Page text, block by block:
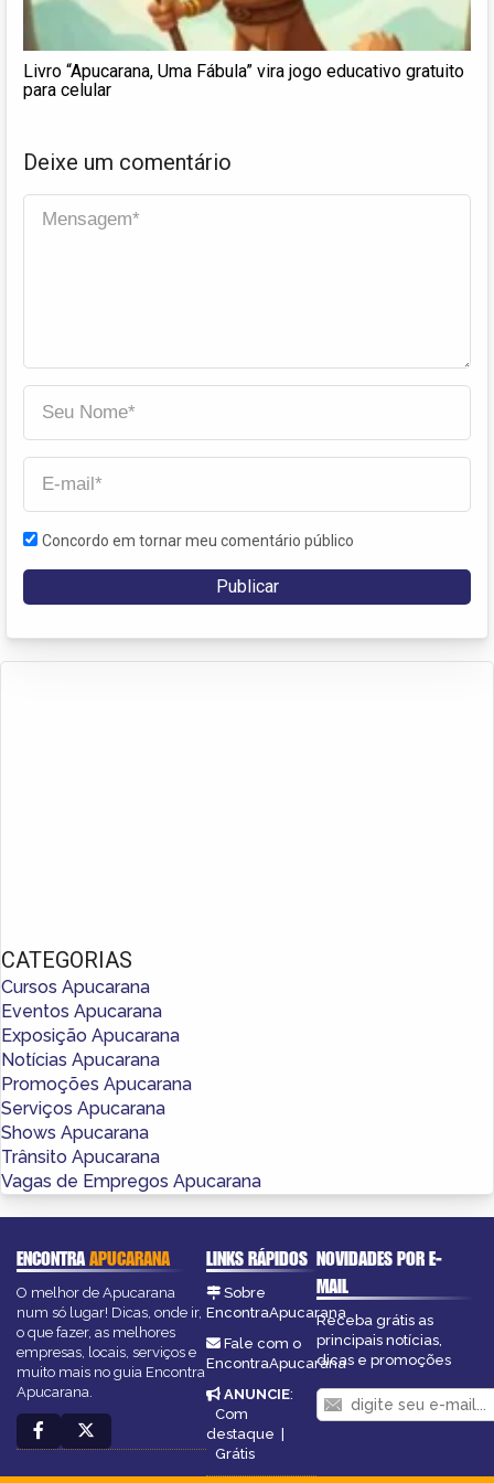
Livro “Apucarana, Uma Fábula” vira jogo educativo gratuito
para celular
Deixe um comentário
Concordo em tornar meu comentário público
CATEGORIAS
Cursos Apucarana
Eventos Apucarana
Exposição Apucarana
Notícias Apucarana
Promoções Apucarana
Serviços Apucarana
Shows Apucarana
Trânsito Apucarana
Vagas de Empregos Apucarana
ENCONTRAAPUCARANA
O melhor de Apucarana
num só lugar! Dicas, onde ir,
o que fazer, as melhores
empresas, locais, serviços e
muito mais no guia Encontra
Apucarana.
LINKS RÁPIDOS
Sobre
EncontraApucarana
Fale com o
EncontraApucarana
ANUNCIE:
Com
destaque
Grátis
NOVIDADES POR E-
MAIL
Receba grátis as
principais notícias,
dicas e promoções